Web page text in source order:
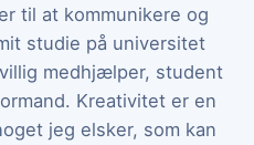
til at kommunikere og
studie på universitet
medhjælper, student
Kreativitet er en
jeg elsker, som kan